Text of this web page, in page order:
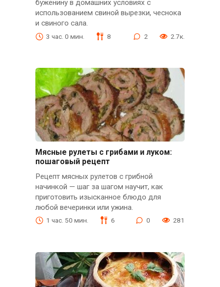
буженину в домашних условиях с
использованием свиной вырезки, чеснока
и свиного сала.
3 час. 0 мин. 8 2 2.7к.
Мясные рулеты с грибами и луком:
пошаговый рецепт
Рецепт мясных рулетов с грибной
начинкой — шаг за шагом научит, как
приготовить изысканное блюдо для
любой вечеринки или ужина.
1 час. 50 мин. 6 0 281